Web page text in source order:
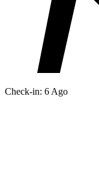
Check-in: 6 Ago